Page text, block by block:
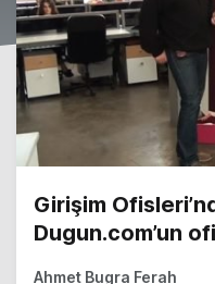
Girişim
Dugun.com’un
Ahmet Bugra Ferah